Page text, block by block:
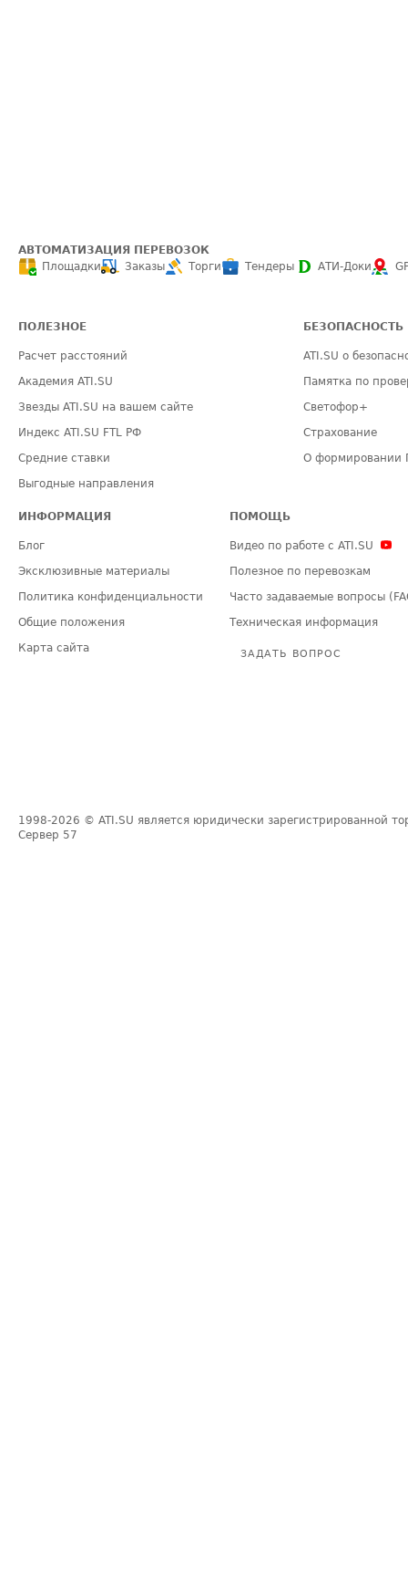
АВТОМАТИЗАЦИЯ ПЕРЕВОЗОК
Площадки
Заказы Торги Тендеры АТИ-Доки
ПОЛЕЗНОЕ
Расчет расстояний
Академия ATI.SU
Звезды ATI.SU на вашем сайте
Индекс ATI.SU FTL РФ
Средние ставки
Выгодные направления
БЕЗОПАСНОСТЬ
ATI.SU о
Памятка по
Светофор+
Страхование
О формировании
ИНФОРМАЦИЯ
Блог
Эксклюзивные материалы
Политика конфиденциальности
Общие положения
Карта сайта
ПОМОЩЬ
Видео по работе с ATI.SU
Полезное по перевозкам
Часто задаваемые вопросы
Техническая информация
ЗАДАТЬ ВОПРОС
1998-2026 © ATI.SU является юридически зарегистрированной
Сервер 57